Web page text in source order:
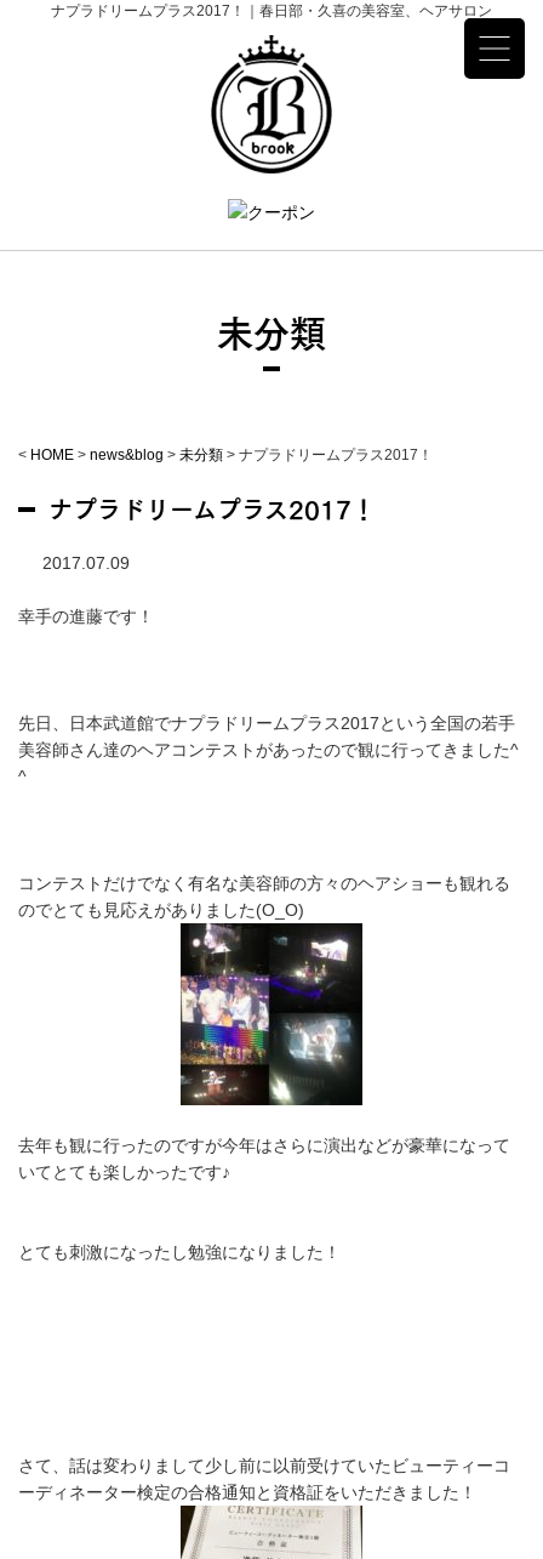
ナプラドリームプラス2017！｜春日部・久喜の美容室、ヘアサロン
未分類
< HOME > news&blog > 未分類 > ナプラドリームプラス2017！
ナプラドリームプラス2017！
2017.07.09
幸手の進藤です！
先日、日本武道館でナプラドリームプラス2017という全国の若手
美容師さん達のヘアコンテストがあったので観に行ってきました^
^
コンテストだけでなく有名な美容師の方々のヘアショーも観れる
のでとても見応えがありました(O_O)
去年も観に行ったのですが今年はさらに演出などが豪華になって
いてとても楽しかったです♪
とても刺激になったし勉強になりました！
さて、話は変わりまして少し前に以前受けていたビューティーコ
ーディネーター検定の合格通知と資格証をいただきました！